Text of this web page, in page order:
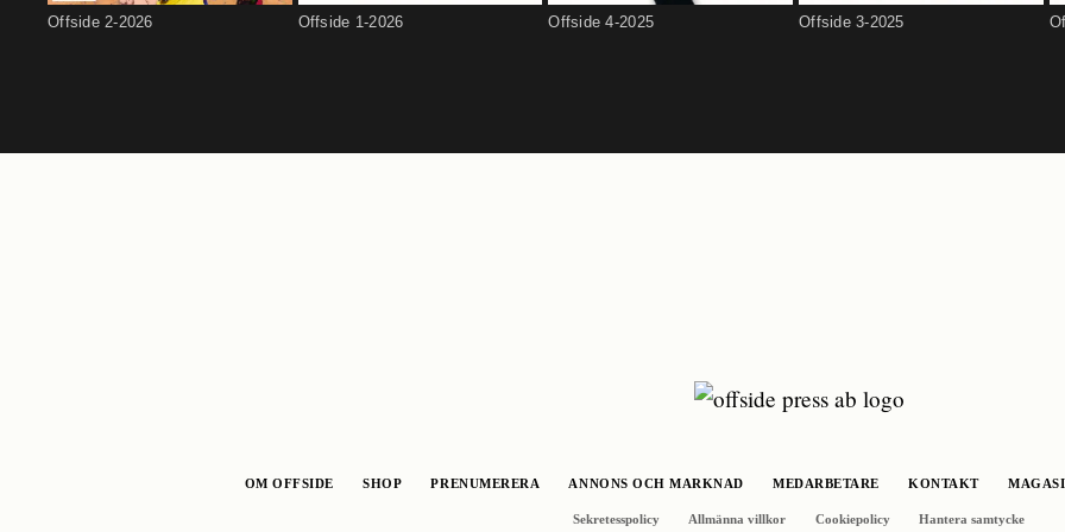
Offside 2-2026 Offside 1-2026 Offside 4-2025 Offside 3-2025
OM OFFSIDE SHOP PRENUMERERA ANNONS OCH MARKNAD MEDARBETARE KONTAKT
Sekretesspolicy Allmänna villkor Cookiepolicy Hantera samtycke